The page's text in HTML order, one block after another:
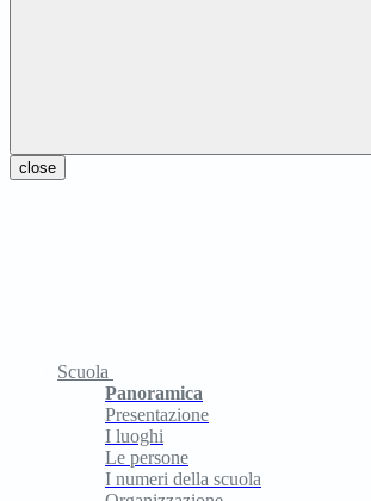
close
Scuola
Panoramica
Presentazione
I luoghi
Le persone
I numeri della scuola